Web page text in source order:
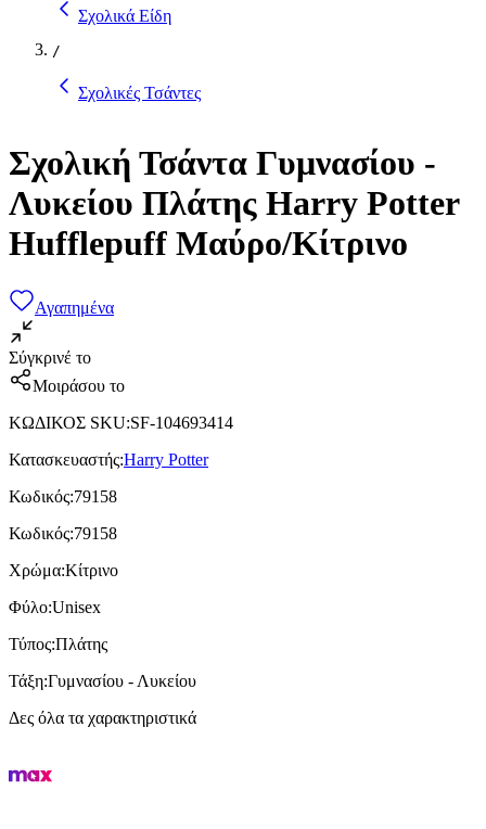
Σχολικά Είδη
/
Σχολικές Τσάντες
Σχολική Τσάντα Γυμνασίου -
Λυκείου Πλάτης Harry Potter
Hufflepuff Μαύρο/Κίτρινο
Αγαπημένα
Σύγκρινέ το
Μοιράσου το
ΚΩΔΙΚΟΣ SKU:SF-104693414
Κατασκευαστής:Harry Potter
Κωδικός:79158
Κωδικός:79158
Χρώμα:Κίτρινο
Φύλο:Unisex
Τύπος:Πλάτης
Τάξη:Γυμνασίου - Λυκείου
Δες όλα τα χαρακτηριστικά